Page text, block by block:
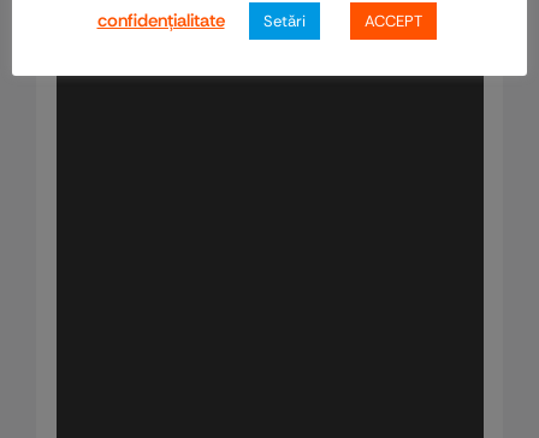
confidenţialitate
Setări ACCEPT